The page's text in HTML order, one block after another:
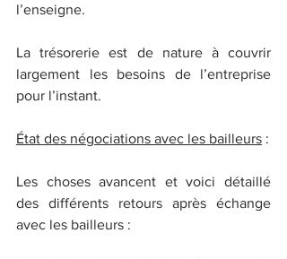
l’enseigne.
La trésorerie est de nature à couvrir
largement les besoins de l’entreprise
pour l’instant.
État des négociations avec les bailleurs :
Les choses avancent et voici détaillé
des différents retours après échange
avec les bailleurs :